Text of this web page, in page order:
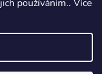
používáním.. Více